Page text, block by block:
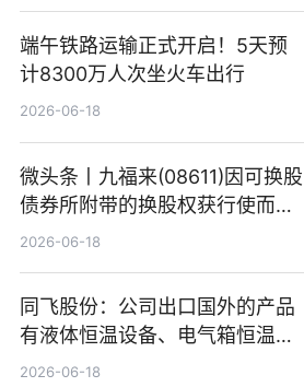
端午铁路运输正式开启！5天预
计8300万人次坐火车出行
2026-06-18
微头条丨九福来(08611)因可换股
债券所附带的换股权获行使而发
行5200万股
2026-06-18
同飞股份：公司出口国外的产品
有液体恒温设备、电气箱恒温装
置、纯水冷却单元和特种换热器
2026-06-18